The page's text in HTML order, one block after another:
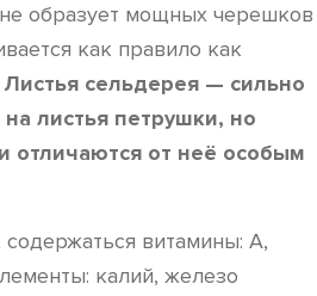
образует мощных черешков
как правило как
Листья сельдерея — сильно
листья петрушки, но
отличаются от неё особым
витамины: А,
калий, железо